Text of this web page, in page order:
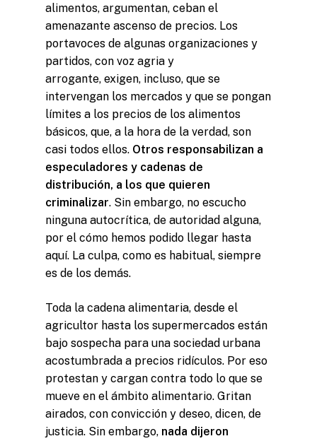
alimentos, argumentan, ceban el
amenazante ascenso de precios. Los
portavoces de algunas organizaciones y
partidos, con voz agria y
arrogante, exigen, incluso, que se
intervengan los mercados y que se pongan
límites a los precios de los alimentos
básicos, que, a la hora de la verdad, son
casi todos ellos. Otros responsabilizan a
especuladores y cadenas de
distribución, a los que quieren
criminalizar. Sin embargo, no escucho
ninguna autocrítica, de autoridad alguna,
por el cómo hemos podido llegar hasta
aquí. La culpa, como es habitual, siempre
es de los demás.
Toda la cadena alimentaria, desde el
agricultor hasta los supermercados están
bajo sospecha para una sociedad urbana
acostumbrada a precios ridículos. Por eso
protestan y cargan contra todo lo que se
mueve en el ámbito alimentario. Gritan
airados, con convicción y deseo, dicen, de
justicia. Sin embargo, nada dijeron